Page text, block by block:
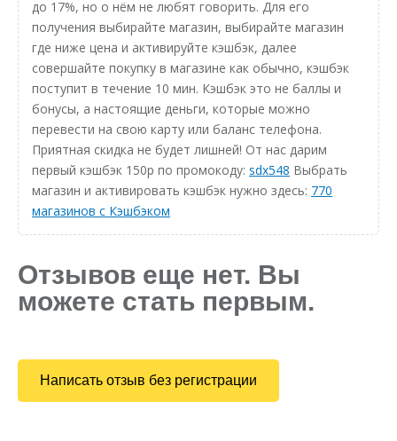
до 17%, но о нём не любят говорить. Для его
получения выбирайте магазин, выбирайте магазин
где ниже цена и активируйте кэшбэк, далее
совершайте покупку в магазине как обычно, кэшбэк
поступит в течение 10 мин. Кэшбэк это не баллы и
бонусы, а настоящие деньги, которые можно
перевести на свою карту или баланс телефона.
Приятная скидка не будет лишней! От нас дарим
первый кэшбэк 150р по промокоду: sdx548 Выбрать
магазин и активировать кэшбэк нужно здесь: 770
магазинов с Кэшбэком
Отзывов еще нет. Вы
можете стать первым.
Написать отзыв без регистрации